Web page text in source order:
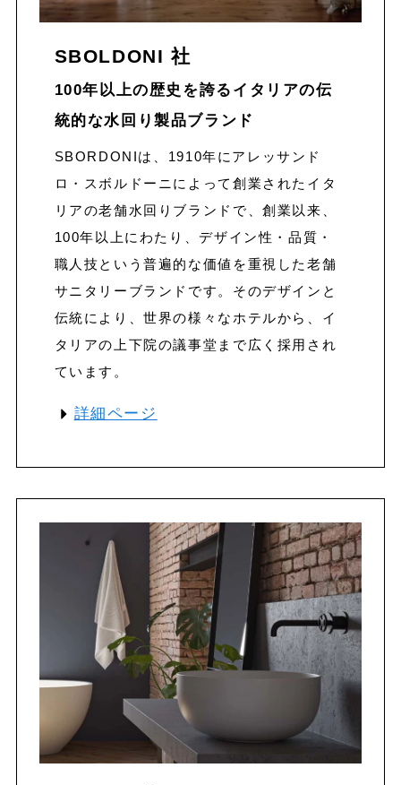
SBOLDONI 社
100年以上の歴史を誇るイタリアの伝
統的な水回り製品ブランド
SBORDONIは、1910年にアレッサンド
ロ・スボルドーニによって創業されたイタ
リアの老舗水回りブランドで、創業以来、
100年以上にわたり、デザイン性・品質・
職人技という普遍的な価値を重視した老舗
サニタリーブランドです。そのデザインと
伝統により、世界の様々なホテルから、イ
タリアの上下院の議事堂まで広く採用され
ています。
詳細ページ